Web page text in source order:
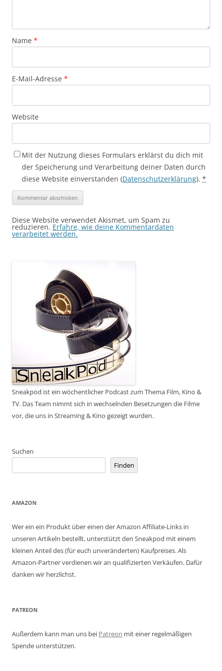
Name *
E-Mail-Adresse *
Website
Mit der Nutzung dieses Formulars erklärst du dich mit
der Speicherung und Verarbeitung deiner Daten durch
diese Website einverstanden (Datenschutzerklärung). *
Diese Website verwendet Akismet, um Spam zu
reduzieren. Erfahre, wie deine Kommentardaten
verarbeitet werden.
Sneakpod ist ein wöchentlicher Podcast zum Thema Film, Kino &
TV. Das Team nimmt sich in wechselnden Besetzungen die Filme
vor, die uns in Streaming & Kino gezeigt wurden.
Suchen
Finden
AMAZON
Wer ein ein Produkt über einen der Amazon Affiliate-Links in
unseren Artikeln bestellt, unterstützt den Sneakpod mit einem
kleinen Anteil des (für euch unveränderten) Kaufpreises. Als
Amazon-Partner verdienen wir an qualifizierten Verkäufen. Dafür
danken wir herzlichst.
PATREON
Außerdem kann man uns bei Patreon mit einer regelmäßigen
Spende unterstützen.